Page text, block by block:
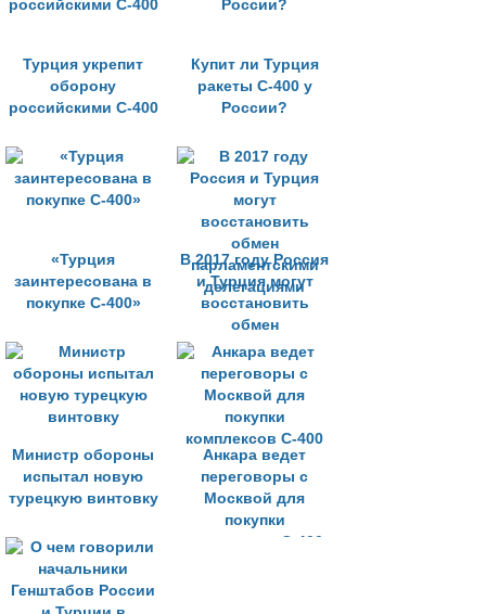
Турция укрепит
оборону
российскими С-400
Купит ли Турция
ракеты C-400 у
России?
«Турция
заинтересована в
покупке С-400»
В 2017 году Россия
и Турция могут
восстановить
обмен
парламентскими
делегациями
Министр обороны
испытал новую
турецкую винтовку
Анкара ведет
переговоры с
Москвой для
покупки
комплексов С-400